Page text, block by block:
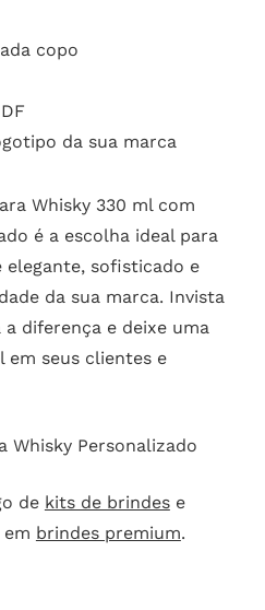
copo
da sua marca
Whisky 330 ml com
é a escolha ideal para
elegante, sofisticado e
da sua marca. Invista
diferença e deixe uma
em seus clientes e
Whisky Personalizado
de kits de brindese
brindes premium.